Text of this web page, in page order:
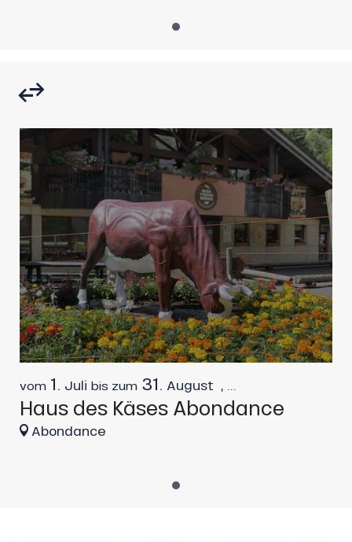
vom 1. Juli bis zum 31. August , ...
Haus des Käses Abondance
Abondance